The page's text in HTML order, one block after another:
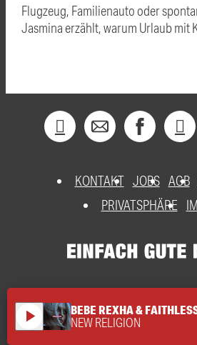
Flugzeug, Familienauto oder
Jasmina erzählt, warum Urlaub mit
KONTAKT JOBS AGB
PRIVATSPHÄRE
play_arrow BEBE REXHA &
NEW RELIGION